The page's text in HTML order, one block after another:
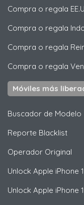
Compra o regala
Compra o regala
Compra o regala
Compra o regala
Móviles más
Buscador de Modelo
Reporte Blacklist
Operador Original
Unlock Apple iPhone
Unlock Apple iPhone